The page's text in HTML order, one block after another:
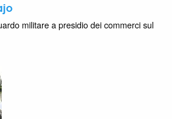
militare a presidio dei commerci sul